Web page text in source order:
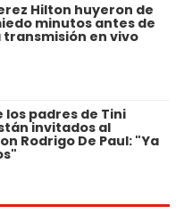
Hilton huyeron de
minutos antes de
en vivo
los padres de Tini
invitados al
Rodrigo De Paul: "Ya